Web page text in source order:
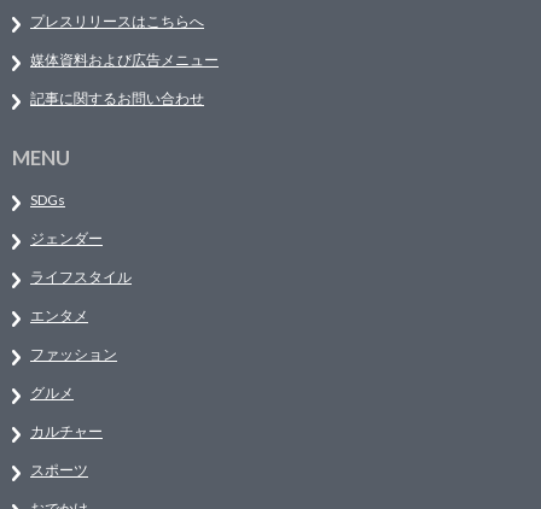
プレスリリースはこちらへ
媒体資料および広告メニュー
記事に関するお問い合わせ
MENU
SDGs
ジェンダー
ライフスタイル
エンタメ
ファッション
グルメ
カルチャー
スポーツ